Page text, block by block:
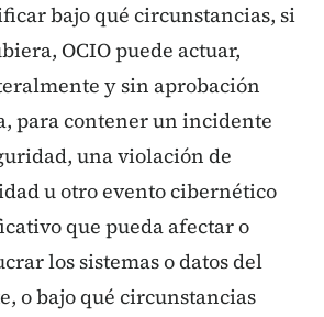
bajo qué circunstancias, si
OCIO puede actuar,
y sin aprobación
para contener un incidente
una violación de
u otro evento cibernético
que pueda afectar o
los sistemas o datos del
o bajo qué circunstancias